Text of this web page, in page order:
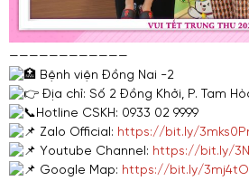
————————————
Bệnh viện Đồng Nai -2
Địa chỉ: Số 2 Đồng Khởi, P. Tam
Hotline CSKH: 0933 02 9999
Zalo Official: https://bit.ly/
Youtube Channel: https://bit.ly/
Google Map: https://bit.ly/